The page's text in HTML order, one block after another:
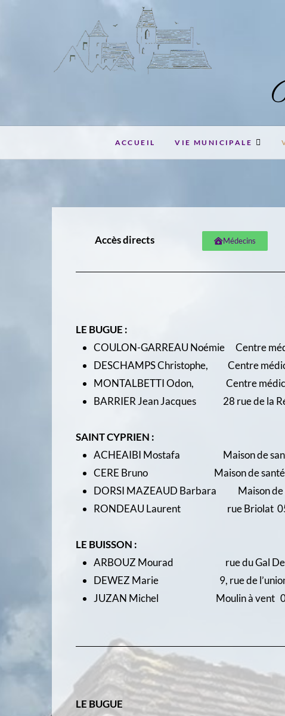
ACCUEIL VIE MUNICIPALE
Accès directs Médecins
LE BUGUE :
COULON-GARREAU Noémie Centre
DESCHAMPS Christophe, Centre
MONTALBETTI Odon, Centre médical
BARRIER Jean Jacques 28 rue de la
SAINT CYPRIEN :
ACHEAIBI Mostafa Maison de santé
CERE Bruno Maison de santé –
DORSI MAZEAUD Barbara Maison de
RONDEAU Laurent rue Briolat 05
LE BUISSON :
ARBOUZ Mourad rue du Gal De
DEWEZ Marie 9, rue de l’union
JUZAN Michel Moulin à vent 05
LE BUGUE